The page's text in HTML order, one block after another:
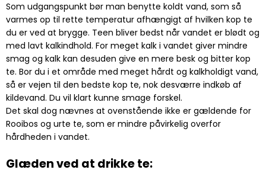
Som udgangspunkt bør man benytte koldt vand, som så
varmes op til rette temperatur afhængigt af hvilken kop te
du er ved at brygge. Teen bliver bedst når vandet er blødt og
med lavt kalkindhold. For meget kalk i vandet giver mindre
smag og kalk kan desuden give en mere besk og bitter kop
te. Bor du i et område med meget hårdt og kalkholdigt vand,
så er vejen til den bedste kop te, nok desværre indkøb af
kildevand. Du vil klart kunne smage forskel.
Det skal dog nævnes at ovenstående ikke er gældende for
Rooibos og urte te, som er mindre påvirkelig overfor
hårdheden i vandet.
Glæden ved at drikke te: